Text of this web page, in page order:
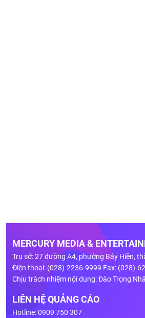
MERCURY MEDIA &
Trụ sở: 27 đường A4, phường Bảy Hiền,
Điện thoại: (028)-2236.9999 Fax: (028)-
Chịu trách nhiệm nội dung: Đào Trọng
LIÊN HỆ QUẢNG CÁO
Hotline: 0909 750 307